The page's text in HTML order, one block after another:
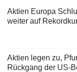
Aktien Europa
weiter auf
Aktien legen zu,
Rückgang der US-